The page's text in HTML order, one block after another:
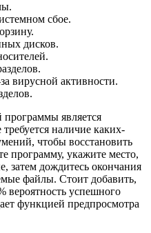
сбое.
дисков.
вирусной активности.
является
наличие каких-
чтобы восстановить
программу, укажите место,
затем дождитесь окончания
файлы. Стоит добавить,
вероятность успешного
функцией предпросмотра